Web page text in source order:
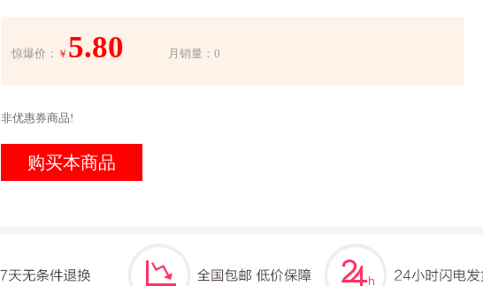
惊爆价： ￥ 5.80 月销量：0
非优惠券商品!
购买本商品